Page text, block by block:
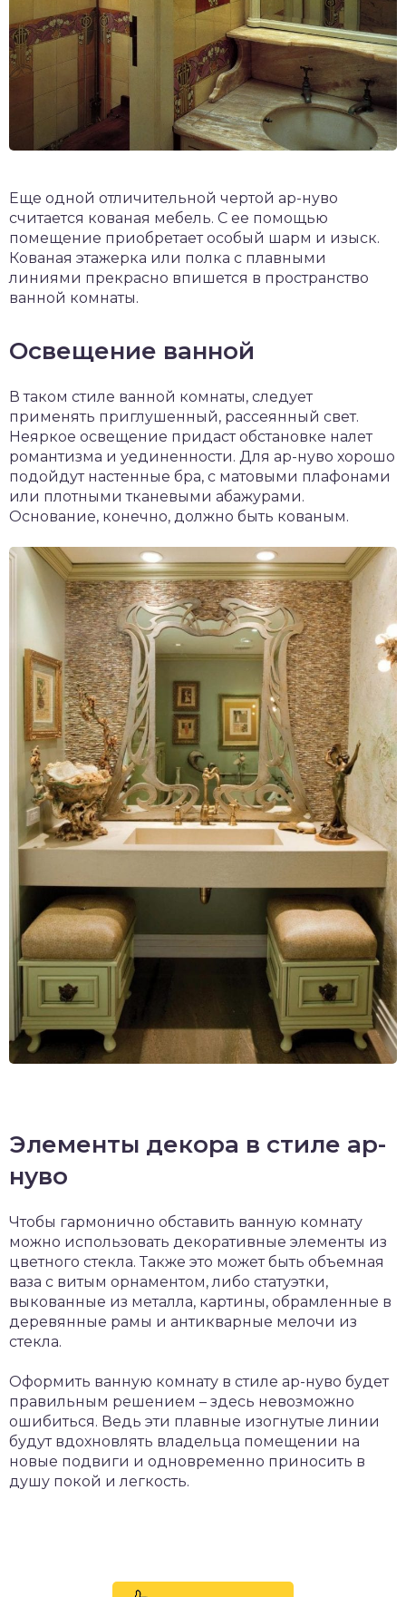
Еще одной отличительной чертой ар-нуво
считается кованая мебель. С ее помощью
помещение приобретает особый шарм и изыск.
Кованая этажерка или полка с плавными
линиями прекрасно впишется в пространство
ванной комнаты.
Освещение ванной
В таком стиле ванной комнаты, следует
применять приглушенный, рассеянный свет.
Неяркое освещение придаст обстановке налет
романтизма и уединенности. Для ар-нуво хорошо
подойдут настенные бра, с матовыми плафонами
или плотными тканевыми абажурами.
Основание, конечно, должно быть кованым.
Элементы декора в стиле ар-
нуво
Чтобы гармонично обставить ванную комнату
можно использовать декоративные элементы из
цветного стекла. Также это может быть объемная
ваза с витым орнаментом, либо статуэтки,
выкованные из металла, картины, обрамленные в
деревянные рамы и антикварные мелочи из
стекла.
Оформить ванную комнату в стиле ар-нуво будет
правильным решением – здесь невозможно
ошибиться. Ведь эти плавные изогнутые линии
будут вдохновлять владельца помещении на
новые подвиги и одновременно приносить в
душу покой и легкость.